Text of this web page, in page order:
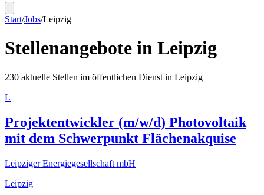
Start/Jobs/Leipzig
Stellenangebote in Leipzig
230 aktuelle Stellen im öffentlichen Dienst in Leipzig
L
Projektentwickler (m/w/d) Photovoltaik
mit dem Schwerpunkt Flächenakquise
Leipziger Energiegesellschaft mbH
Leipzig